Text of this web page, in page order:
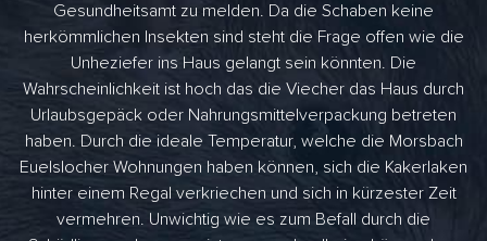
Gesundheitsamt zu melden. Da die Schaben keine
herkömmlichen Insekten sind steht die Frage offen wie die
Unheziefer ins Haus gelangt sein könnten. Die
Wahrscheinlichkeit ist hoch das die Viecher das Haus durch
Urlaubsgepäck oder Nahrungsmittelverpackung betreten
haben. Durch die ideale Temperatur, welche die Morsbach
Euelslocher Wohnungen haben können, sich die Kakerlaken
hinter einem Regal verkriechen und sich in kürzester Zeit
vermehren. Unwichtig wie es zum Befall durch die